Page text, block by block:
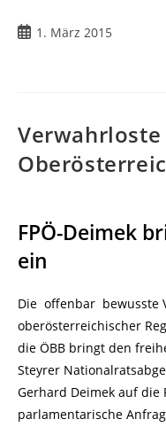
1. März 2015
Verwahrloste
FPÖ-Deimek
ein
Die offenbar bewusste
oberösterreichischer
die ÖBB bringt den
Steyrer
Gerhard Deimek auf
parlamentarische